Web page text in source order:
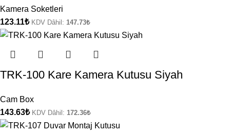
Kamera Soketleri
123.11₺ KDV Dâhil: 147.73₺
TRK-100 Kare Kamera Kutusu Siyah
Cam Box
143.63₺ KDV Dâhil: 172.36₺